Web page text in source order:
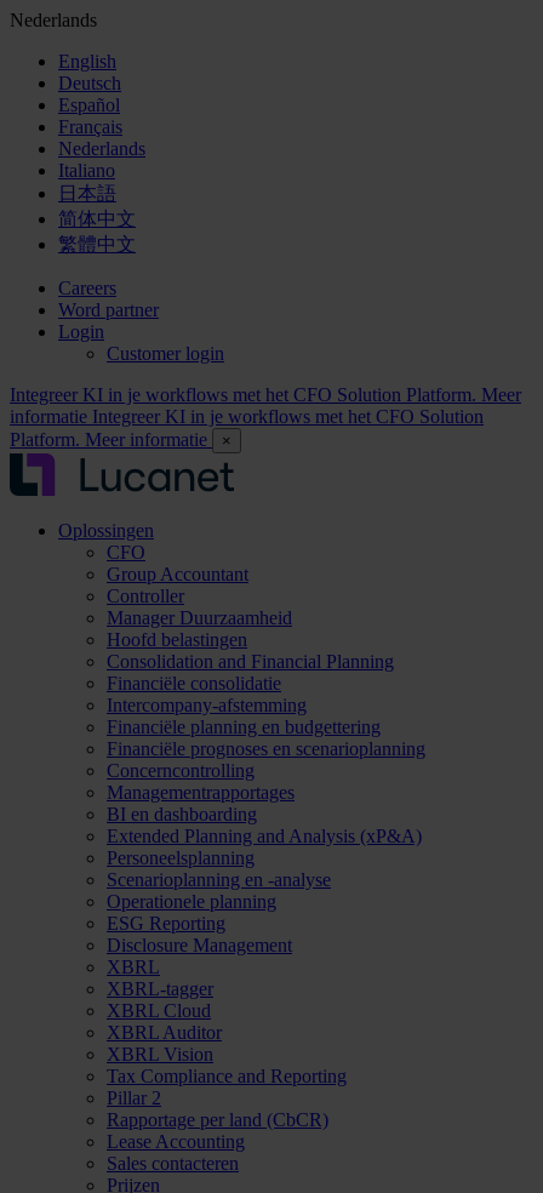
Nederlands
English
Deutsch
Español
Français
Nederlands
Italiano
日本語
简体中文
繁體中文
Careers
Word partner
Login
Customer login
Integreer KI in je workflows met het CFO Solution Platform. Meer
informatie Integreer KI in je workflows met het CFO Solution
Platform. Meer informatie
×
Oplossingen
CFO
Group Accountant
Controller
Manager Duurzaamheid
Hoofd belastingen
Consolidation and Financial Planning
Financiële consolidatie
Intercompany-afstemming
Financiële planning en budgettering
Financiële prognoses en scenarioplanning
Concerncontrolling
Managementrapportages
BI en dashboarding
Extended Planning and Analysis (xP&A)
Personeelsplanning
Scenarioplanning en -analyse
Operationele planning
ESG Reporting
Disclosure Management
XBRL
XBRL-tagger
XBRL Cloud
XBRL Auditor
XBRL Vision
Tax Compliance and Reporting
Pillar 2
Rapportage per land (CbCR)
Lease Accounting
Sales contacteren
Prijzen